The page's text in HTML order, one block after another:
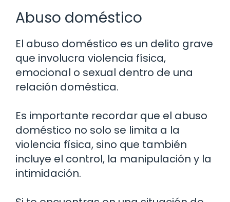
Abuso doméstico
El abuso doméstico es un delito grave
que involucra violencia física,
emocional o sexual dentro de una
relación doméstica.
Es importante recordar que el abuso
doméstico no solo se limita a la
violencia física, sino que también
incluye el control, la manipulación y la
intimidación.